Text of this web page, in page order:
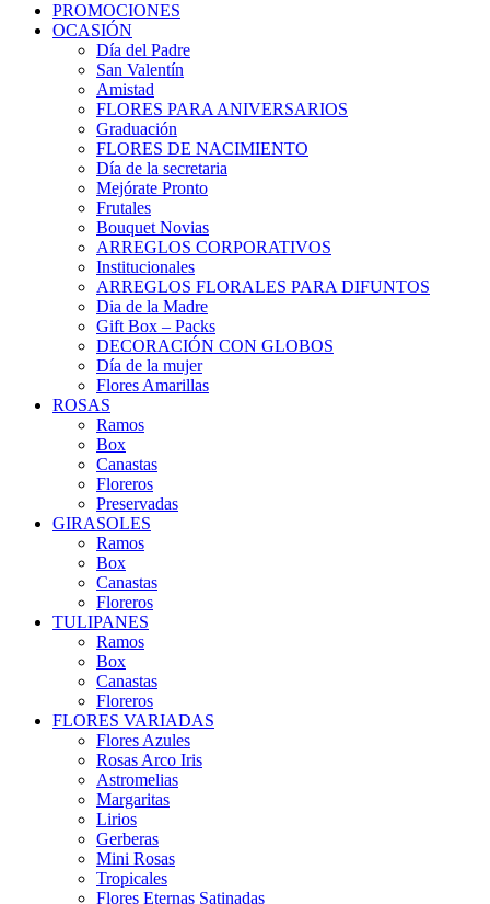
PROMOCIONES
OCASIÓN
Día del Padre
San Valentín
Amistad
FLORES PARA ANIVERSARIOS
Graduación
FLORES DE NACIMIENTO
Día de la secretaria
Mejórate Pronto
Frutales
Bouquet Novias
ARREGLOS CORPORATIVOS
Institucionales
ARREGLOS FLORALES PARA DIFUNTOS
Dia de la Madre
Gift Box – Packs
DECORACIÓN CON GLOBOS
Día de la mujer
Flores Amarillas
ROSAS
Ramos
Box
Canastas
Floreros
Preservadas
GIRASOLES
Ramos
Box
Canastas
Floreros
TULIPANES
Ramos
Box
Canastas
Floreros
FLORES VARIADAS
Flores Azules
Rosas Arco Iris
Astromelias
Margaritas
Lirios
Gerberas
Mini Rosas
Tropicales
Flores Eternas Satinadas